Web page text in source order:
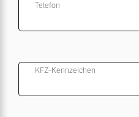
Telefon
KFZ-Kennzeichen